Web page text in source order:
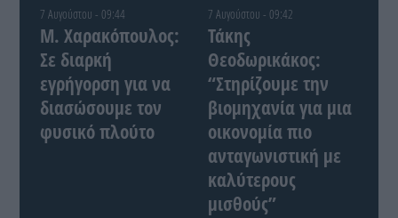
7 Αυγούστου - 09:44
Μ. Χαρακόπουλος:
Σε διαρκή
εγρήγορση για να
διασώσουμε τον
φυσικό πλούτο
7 Αυγούστου - 09:42
Τάκης
Θεοδωρικάκος:
“Στηρίζουμε την
βιομηχανία για μια
οικονομία πιο
ανταγωνιστική με
καλύτερους
μισθούς”